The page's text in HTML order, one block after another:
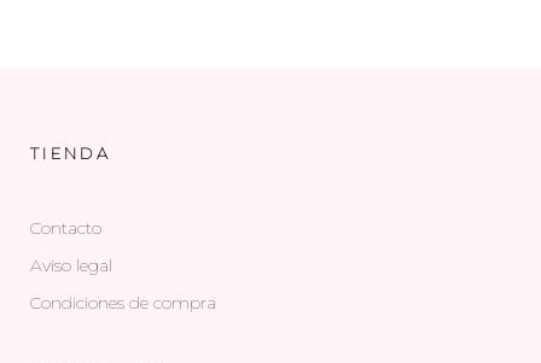
TIENDA
Contacto
Aviso legal
Condiciones de compra